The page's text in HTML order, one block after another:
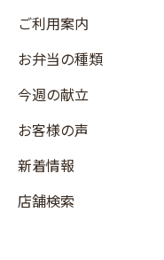
ご利用案内
お弁当の種類
今週の献立
お客様の声
新着情報
店舗検索